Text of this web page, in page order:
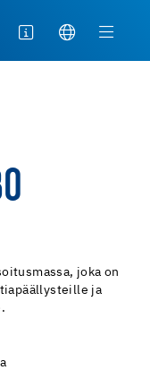
joka on
ja